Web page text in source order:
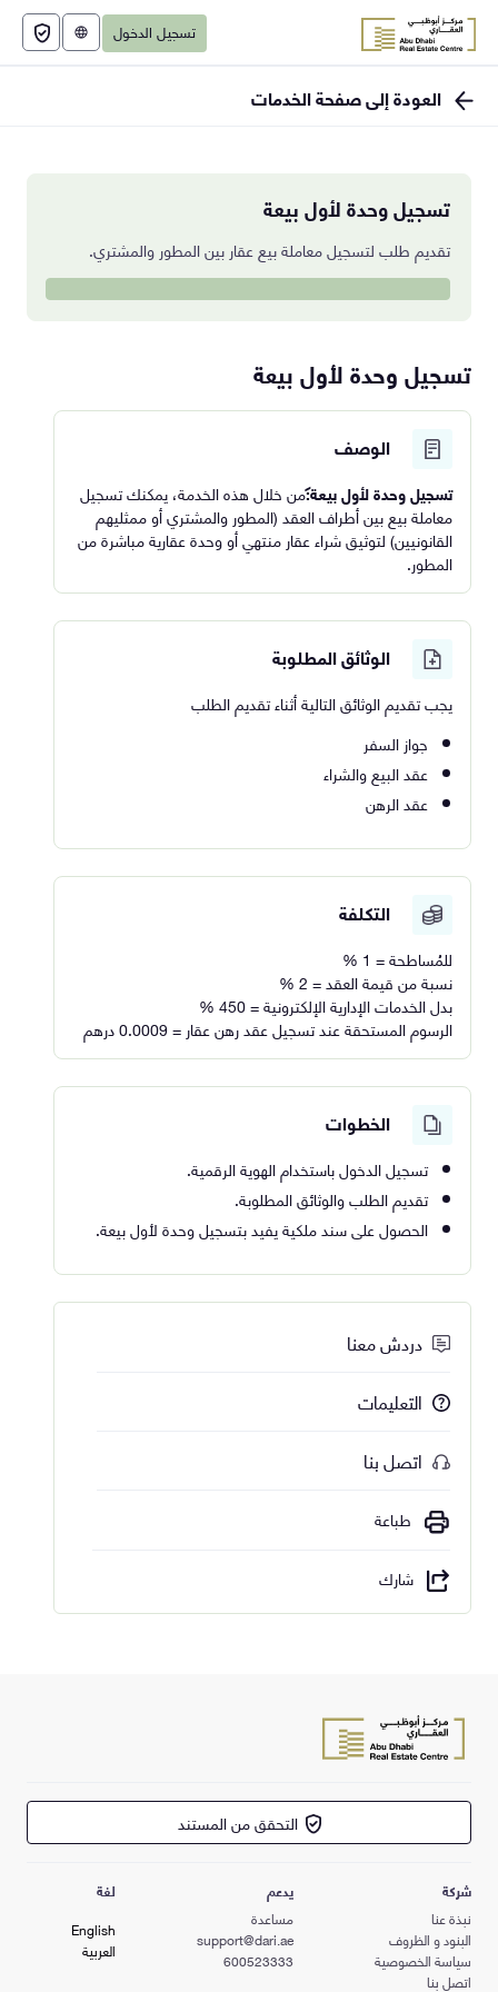
تسجيل الدخول English
العودة إلى صفحة الخدمات
تسجيل وحدة لأول بيعة
تقديم طلب لتسجيل معاملة بيع عقار بين المطور والمشتري.
تسجيل وحدة لأول بيعة
الوصف
تسجيل وحدة لأول بيعة:من خلال هذه الخدمة، يمكنك تسجيل
معاملة بيع بين أطراف العقد (المطور والمشتري أو ممثليهم
القانونيين) لتوثيق شراء عقار منتهي أو وحدة عقارية مباشرة من
المطور.
الوثائق المطلوبة
يجب تقديم الوثائق التالية أثناء تقديم الطلب
جواز السفر
عقد البيع والشراء
عقد الرهن
التكلفة
للمُساطحة = 1 %
نسبة من قيمة العقد = 2 %
بدل الخدمات الإدارية الإلكترونية = 450 %
الرسوم المستحقة عند تسجيل عقد رهن عقار = 0.0009 درهم
الخطوات
تسجيل الدخول باستخدام الهوية الرقمية.
تقديم الطلب والوثائق المطلوبة.
الحصول على سند ملكية يفيد بتسجيل وحدة لأول بيعة.
دردش معنا
التعليمات
اتصل بنا
طباعة
شارك
التحقق من المستند
شركة
نبذة عنا
البنود و الظروف
سياسة الخصوصية
اتصل بنا
يدعم
مساعدة
support@dari.ae
600523333
لغة
English
العربية